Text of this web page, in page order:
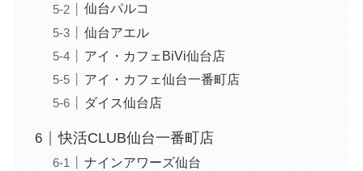
仙台パルコ
仙台アエル
アイ・カフェBiVi仙台店
アイ・カフェ仙台一番町店
ダイス仙台店
快活CLUB仙台一番町店
ナインアワーズ仙台